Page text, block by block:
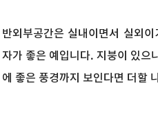
반외부공간은 실내이면서 실외
자가 좋은 예입니다. 지붕이 있으
에 좋은 풍경까지 보인다면 더할